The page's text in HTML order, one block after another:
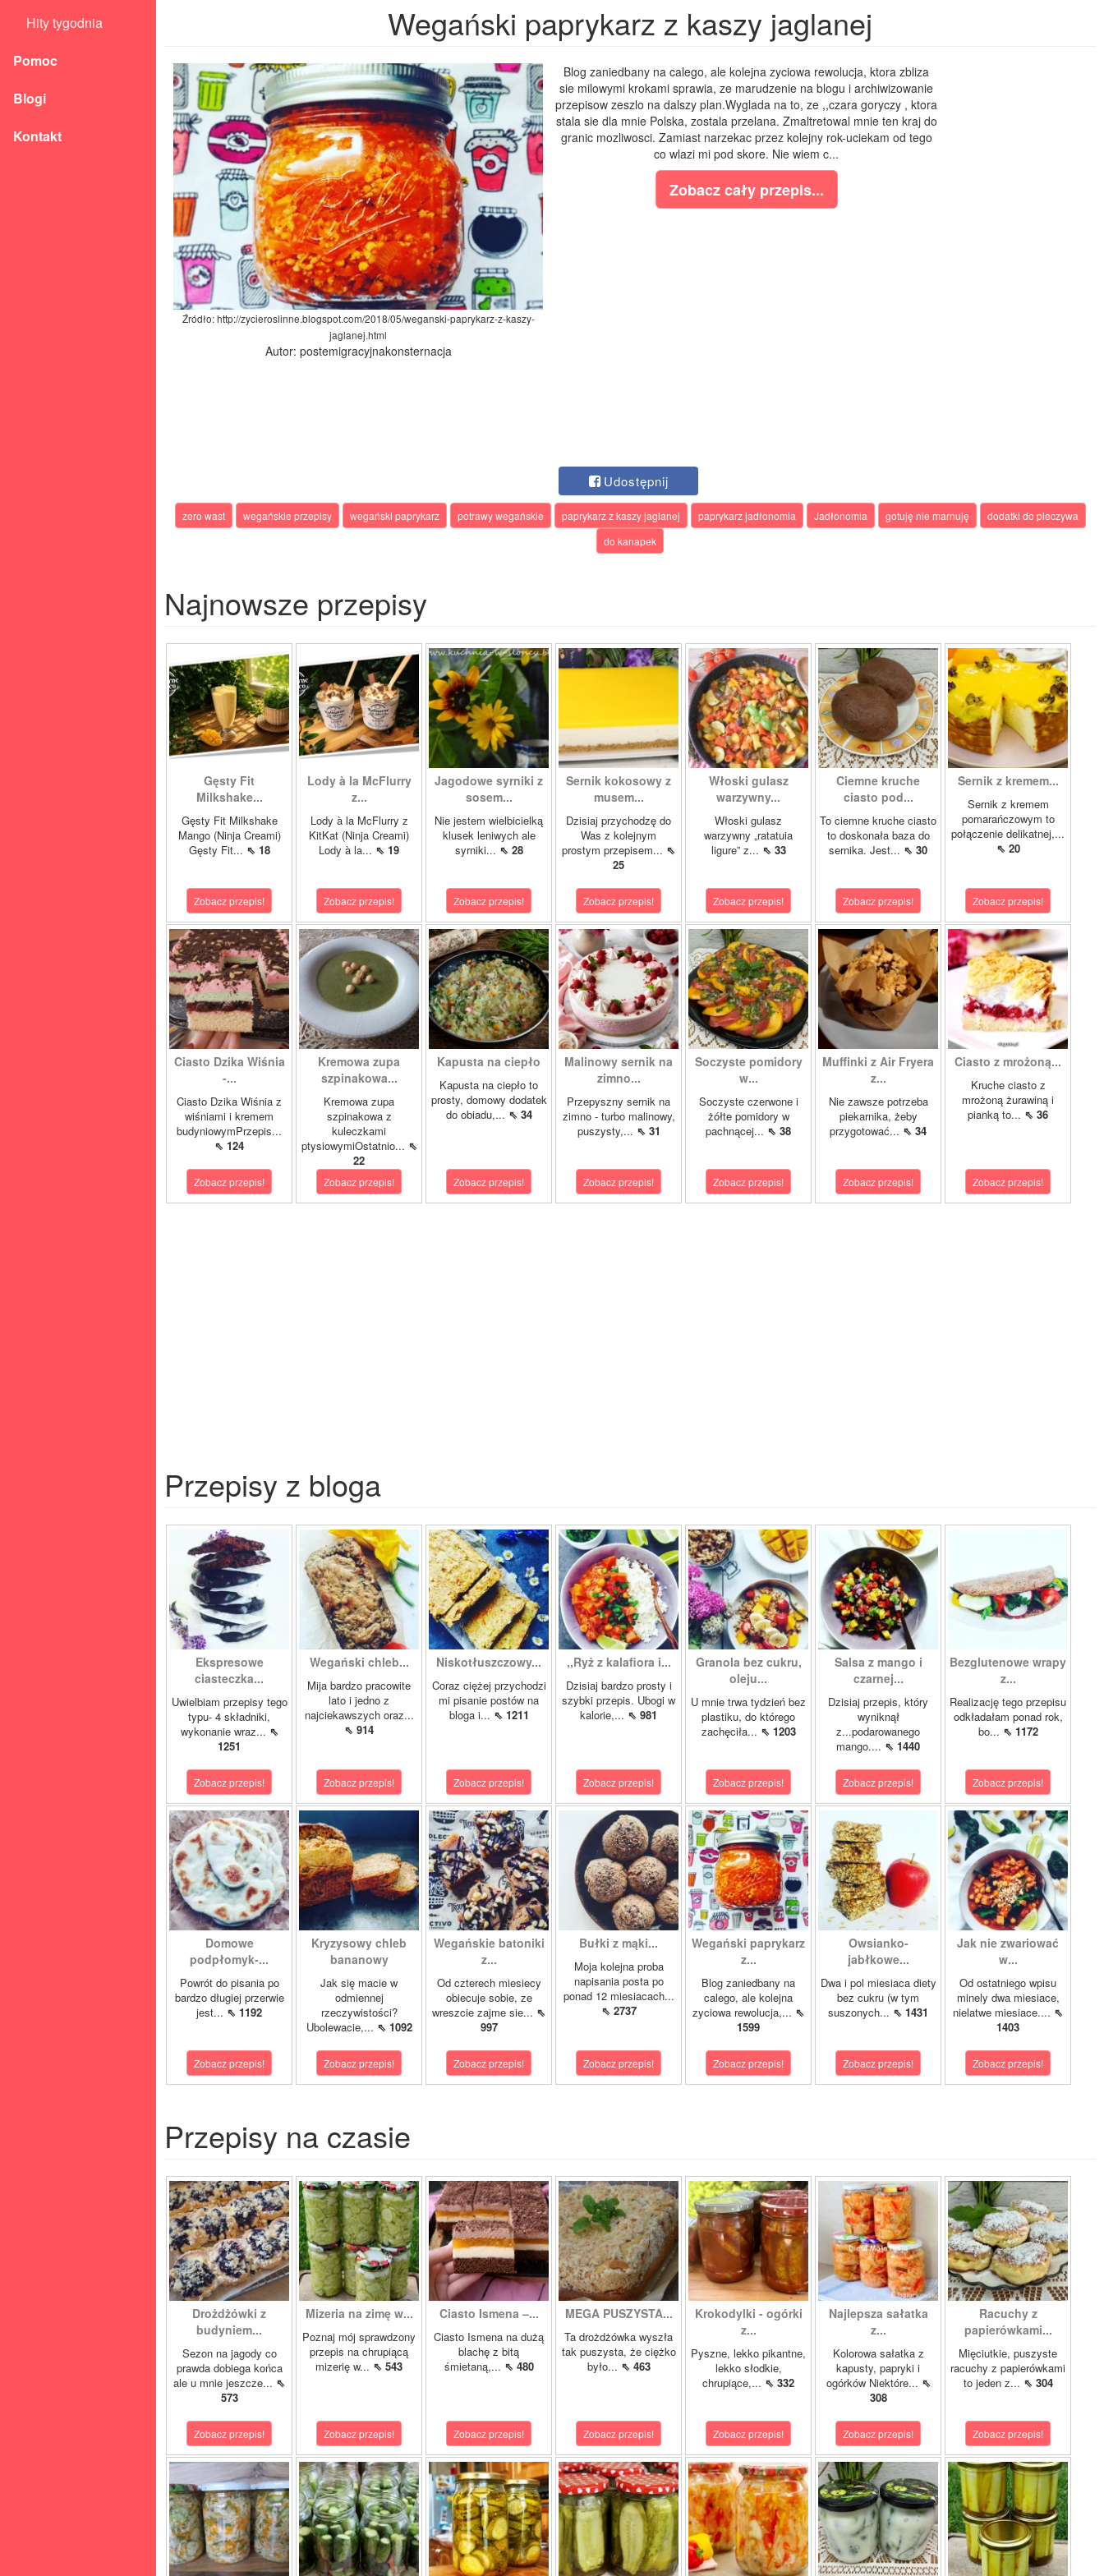
Hity tygodnia
Pomoc
Blogi
Kontakt
Wegański paprykarz z kaszy jaglanej
Źródło: http://zycieroslinne.blogspot.com/2018/05/weganski-paprykarz-z-kaszy-
jaglanej.html
Autor: postemigracyjnakonsternacja
Blog zaniedbany na calego, ale kolejna zyciowa rewolucja, ktora zbliza
sie milowymi krokami sprawia, ze marudzenie na blogu i archiwizowanie
przepisow zeszlo na dalszy plan.Wyglada na to, ze ,,czara goryczy , ktora
stala sie dla mnie Polska, zostala przelana. Zmaltretowal mnie ten kraj do
granic mozliwosci. Zamiast narzekac przez kolejny rok-uciekam od tego
co wlazi mi pod skore. Nie wiem c...
Zobacz cały przepis...
Udostępnij
zero wast wegańskie przepisy wegański paprykarz potrawy wegańskie paprykarz z kaszy jaglanej paprykarz jadłonomia Jadłonomia gotuję nie marnuję
dodatki do pieczywa
do kanapek
Najnowsze przepisy
Gęsty Fit
Milkshake...
Gęsty Fit Milkshake
Mango (Ninja Creami)
Gęsty Fit... ⇖ 18
Zobacz przepis!
Lody à la McFlurry
z...
Lody à la McFlurry z
KitKat (Ninja Creami)
Lody à la... ⇖ 19
Zobacz przepis!
Jagodowe syrniki z
sosem...
Nie jestem wielbicielką
klusek leniwych ale
syrniki... ⇖ 28
Zobacz przepis!
Sernik kokosowy z
musem...
Dzisiaj przychodzę do
Was z kolejnym
prostym przepisem... ⇖
25
Zobacz przepis!
Włoski gulasz
warzywny...
Włoski gulasz
warzywny „ratatuia
ligure” z... ⇖ 33
Zobacz przepis!
Ciemne kruche
ciasto pod...
To ciemne kruche ciasto
to doskonała baza do
sernika. Jest... ⇖ 30
Zobacz przepis!
Sernik z kremem...
Sernik z kremem
pomarańczowym to
połączenie delikatnej,...
⇖ 20
Zobacz przepis!
Ciasto Dzika Wiśnia
-...
Ciasto Dzika Wiśnia z
wiśniami i kremem
budyniowymPrzepis...
⇖ 124
Zobacz przepis!
Kremowa zupa
szpinakowa...
Kremowa zupa
szpinakowa z
kuleczkami
ptysiowymiOstatnio... ⇖
22
Zobacz przepis!
Kapusta na ciepło
Kapusta na ciepło to
prosty, domowy dodatek
do obiadu,... ⇖ 34
Zobacz przepis!
Malinowy sernik na
zimno...
Przepyszny sernik na
zimno - turbo malinowy,
puszysty,... ⇖ 31
Zobacz przepis!
Soczyste pomidory
w...
Soczyste czerwone i
żółte pomidory w
pachnącej... ⇖ 38
Zobacz przepis!
Muffinki z Air Fryera
z...
Nie zawsze potrzeba
piekarnika, żeby
przygotować... ⇖ 34
Zobacz przepis!
Ciasto z mrożoną...
Kruche ciasto z
mrożoną żurawiną i
pianką to... ⇖ 36
Zobacz przepis!
Przepisy z bloga
Ekspresowe
ciasteczka...
Uwielbiam przepisy tego
typu- 4 składniki,
wykonanie wraz... ⇖
1251
Zobacz przepis!
Wegański chleb...
Mija bardzo pracowite
lato i jedno z
najciekawszych oraz...
⇖ 914
Zobacz przepis!
Niskotłuszczowy...
Coraz ciężej przychodzi
mi pisanie postów na
bloga i... ⇖ 1211
Zobacz przepis!
,,Ryż z kalafiora i...
Dzisiaj bardzo prosty i
szybki przepis. Ubogi w
kalorie,... ⇖ 981
Zobacz przepis!
Granola bez cukru,
oleju...
U mnie trwa tydzień bez
plastiku, do którego
zachęciła... ⇖ 1203
Zobacz przepis!
Salsa z mango i
czarnej...
Dzisiaj przepis, który
wyniknął
z...podarowanego
mango.... ⇖ 1440
Zobacz przepis!
Bezglutenowe wrapy
z...
Realizację tego przepisu
odkładałam ponad rok,
bo... ⇖ 1172
Zobacz przepis!
Domowe
podpłomyk-...
Powrót do pisania po
bardzo długiej przerwie
jest... ⇖ 1192
Zobacz przepis!
Kryzysowy chleb
bananowy
Jak się macie w
odmiennej
rzeczywistości?
Ubolewacie,... ⇖ 1092
Zobacz przepis!
Wegańskie batoniki
z...
Od czterech miesiecy
obiecuje sobie, ze
wreszcie zajme sie... ⇖
997
Zobacz przepis!
Bułki z mąki...
Moja kolejna proba
napisania posta po
ponad 12 miesiacach...
⇖ 2737
Zobacz przepis!
Wegański paprykarz
z...
Blog zaniedbany na
calego, ale kolejna
zyciowa rewolucja,... ⇖
1599
Zobacz przepis!
Owsianko-
jabłkowe...
Dwa i pol miesiaca diety
bez cukru (w tym
suszonych... ⇖ 1431
Zobacz przepis!
Jak nie zwariować
w...
Od ostatniego wpisu
minely dwa miesiace,
nielatwe miesiace.... ⇖
1403
Zobacz przepis!
Przepisy na czasie
Drożdżówki z
budyniem...
Sezon na jagody co
prawda dobiega końca
ale u mnie jeszcze... ⇖
573
Zobacz przepis!
Mizeria na zimę w...
Poznaj mój sprawdzony
przepis na chrupiącą
mizerię w... ⇖ 543
Zobacz przepis!
Ciasto Ismena –...
Ciasto Ismena na dużą
blachę z bitą
śmietaną,... ⇖ 480
Zobacz przepis!
MEGA PUSZYSTA...
Ta drożdżówka wyszła
tak puszysta, że ciężko
było... ⇖ 463
Zobacz przepis!
Krokodylki - ogórki
z...
Pyszne, lekko pikantne,
lekko słodkie,
chrupiące,... ⇖ 332
Zobacz przepis!
Najlepsza sałatka
z...
Kolorowa sałatka z
kapusty, papryki i
ogórków Niektóre... ⇖
308
Zobacz przepis!
Racuchy z
papierówkami...
Mięciutkie, puszyste
racuchy z papierówkami
to jeden z... ⇖ 304
Zobacz przepis!